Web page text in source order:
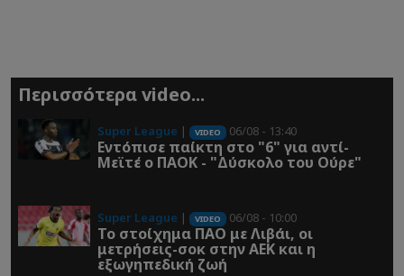
Περισσότερα video...
Super League | VIDEO 06/08 - 13:40
Εντόπισε παίκτη στο "6" για αντί-
Μεϊτέ ο ΠΑΟΚ - "Δύσκολο του Ούρε"
Super League | VIDEO 06/08 - 10:00
Το στοίχημα ΠΑΟ με Λιβάι, οι
μετρήσεις-σοκ στην ΑΕΚ και η
εξωγηπεδική ζωή